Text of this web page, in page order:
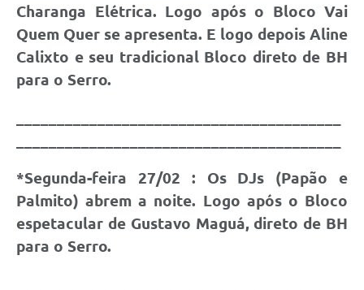
Charanga Elétrica. Logo após o Bloco Vai
Quem Quer se apresenta. E logo depois Aline
Calixto e seu tradicional Bloco direto de BH
para o Serro.
*Segunda-feira 27/02 : Os DJs (Papão e
Palmito) abrem a noite. Logo após o Bloco
espetacular de Gustavo Maguá, direto de BH
para o Serro.